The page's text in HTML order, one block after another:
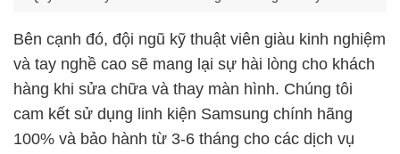
Bên cạnh đó, đội ngũ kỹ thuật viên giàu kinh nghiệm
và tay nghề cao sẽ mang lại sự hài lòng cho khách
hàng khi sửa chữa và thay màn hình. Chúng tôi
cam kết sử dụng linh kiện Samsung chính hãng
100% và bảo hành từ 3-6 tháng cho các dịch vụ